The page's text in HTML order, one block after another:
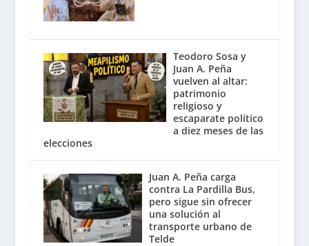
Teodoro Sosa y
Juan A. Peña
vuelven al altar:
patrimonio
religioso y
escaparate político
a diez meses de las
elecciones
Juan A. Peña carga
contra La Pardilla Bus,
pero sigue sin ofrecer
una solución al
transporte urbano de
Telde